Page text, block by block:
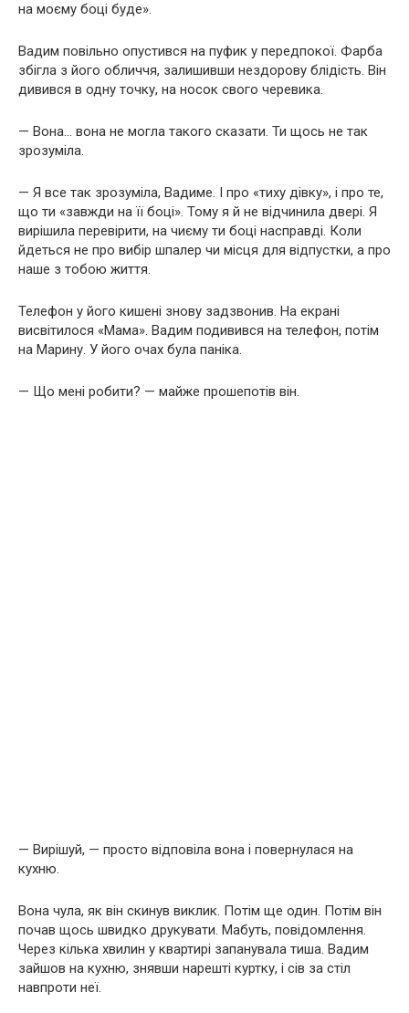
на моєму боці буде».
Вадим повільно опустився на пуфик у передпокої. Фарба
збігла з його обличчя, залишивши нездорову блідість. Він
дивився в одну точку, на носок свого черевика.
— Вона… вона не могла такого сказати. Ти щось не так
зрозуміла.
— Я все так зрозуміла, Вадиме. І про «тиху дівку», і про те,
що ти «завжди на її боці». Тому я й не відчинила двері. Я
вирішила перевірити, на чиєму ти боці насправді. Коли
йдеться не про вибір шпалер чи місця для відпустки, а про
наше з тобою життя.
Телефон у його кишені знову задзвонив. На екрані
висвітилося «Мама». Вадим подивився на телефон, потім
на Марину. У його очах була паніка.
— Що мені робити? — майже прошепотів він.
— Вирішуй, — просто відповіла вона і повернулася на
кухню.
Вона чула, як він скинув виклик. Потім ще один. Потім він
почав щось швидко друкувати. Мабуть, повідомлення.
Через кілька хвилин у квартирі запанувала тиша. Вадим
зайшов на кухню, знявши нарешті куртку, і сів за стіл
навпроти неї.